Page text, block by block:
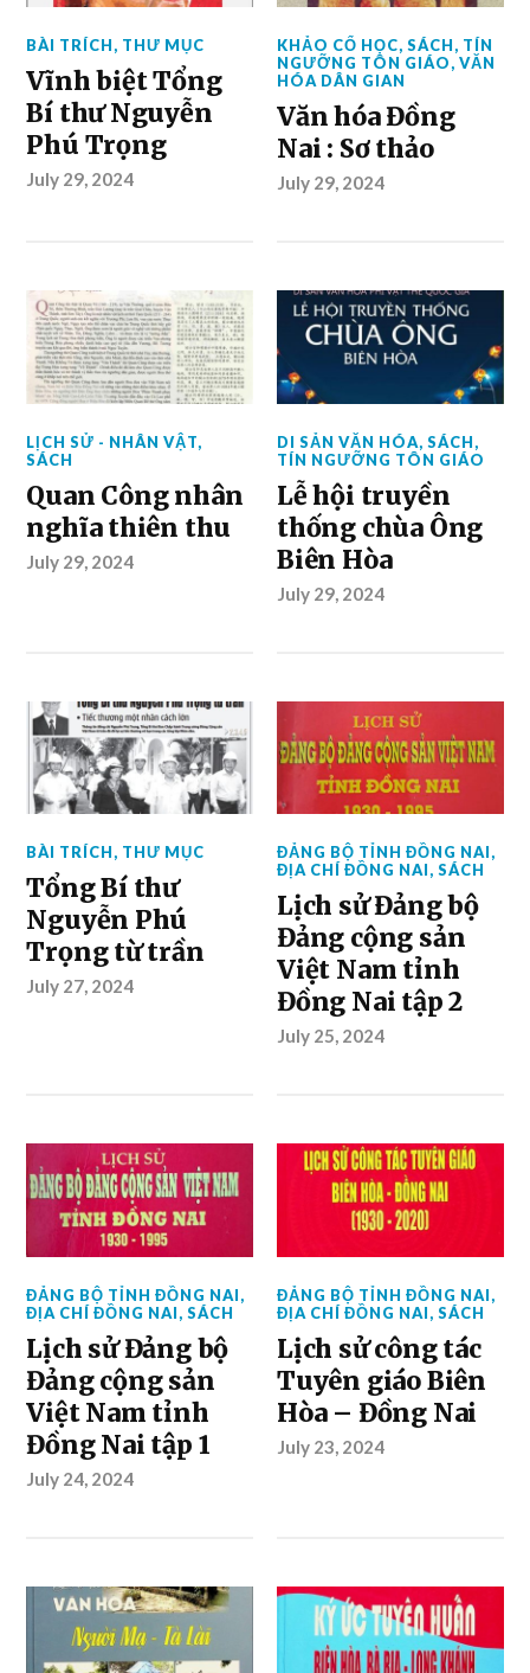
BÀI TRÍCH, THƯ MỤC
Vĩnh biệt Tổng
Bí thư Nguyễn
Phú Trọng
July 29, 2024
KHẢO CỔ HỌC,SÁCH, TÍN
NGƯỠNG TÔN GIÁO,VĂN
HÓA DÂN GIAN
Văn hóa Đồng
Nai : Sơ thảo
July 29, 2024
LỊCH SỬ - NHÂN VẬT,
SÁCH
Quan Công nhân
nghĩa thiên thu
July 29, 2024
DI SẢN VĂN HÓA,SÁCH,
TÍN NGƯỠNG TÔN GIÁO
Lễ hội truyền
thống chùa Ông
Biên Hòa
July 29, 2024
BÀI TRÍCH, THƯ MỤC
Tổng Bí thư
Nguyễn Phú
Trọng từ trần
July 27, 2024
ĐẢNG BỘ TỈNH ĐỒNG NAI,
ĐỊA CHÍ ĐỒNG NAI,SÁCH
Lịch sử Đảng bộ
Đảng cộng sản
Việt Nam tỉnh
Đồng Nai tập 2
July 25, 2024
ĐẢNG BỘ TỈNH ĐỒNG NAI,
ĐỊA CHÍ ĐỒNG NAI,SÁCH
Lịch sử Đảng bộ
Đảng cộng sản
Việt Nam tỉnh
Đồng Nai tập 1
July 24, 2024
ĐẢNG BỘ TỈNH ĐỒNG NAI,
ĐỊA CHÍ ĐỒNG NAI,SÁCH
Lịch sử công tác
Tuyên giáo Biên
Hòa – Đồng Nai
July 23, 2024